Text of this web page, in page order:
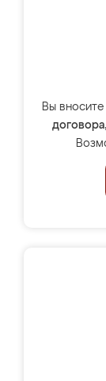
Вы
договора